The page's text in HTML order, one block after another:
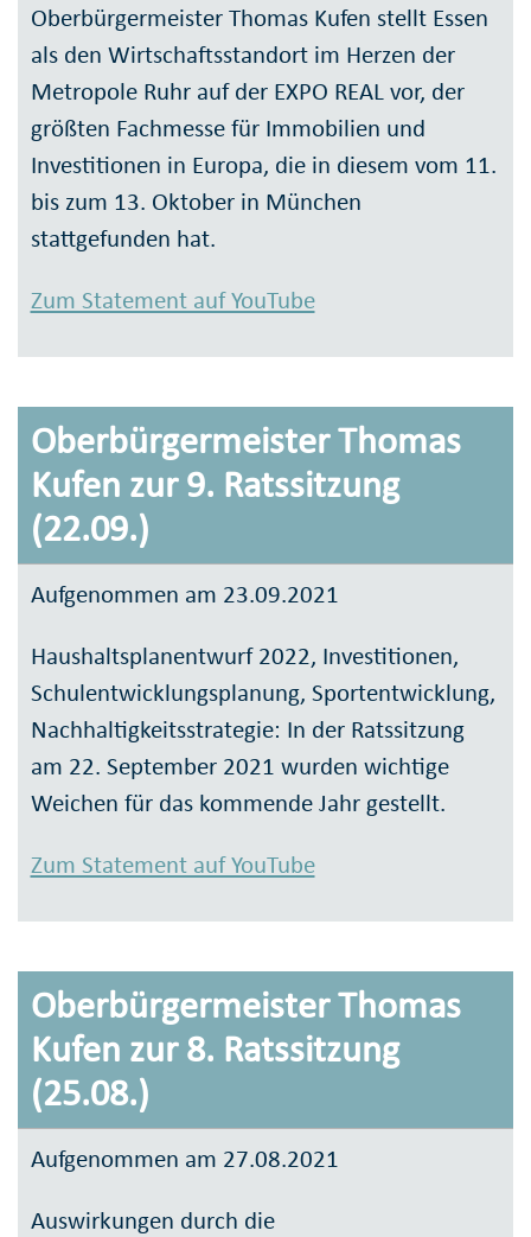
Oberbürgermeister Thomas Kufen stellt Essen
als den Wirtschaftsstandort im Herzen der
Metropole Ruhr auf der EXPO REAL vor, der
größten Fachmesse für Immobilien und
Investitionen in Europa, die in diesem vom 11.
bis zum 13. Oktober in München
stattgefunden hat.
Zum Statement auf YouTube
Oberbürgermeister Thomas
Kufen zur 9. Ratssitzung
(22.09.)
Aufgenommen am 23.09.2021
Haushaltsplanentwurf 2022, Investitionen,
Schulentwicklungsplanung, Sportentwicklung,
Nachhaltigkeitsstrategie: In der Ratssitzung
am 22. September 2021 wurden wichtige
Weichen für das kommende Jahr gestellt.
Zum Statement auf YouTube
Oberbürgermeister Thomas
Kufen zur 8. Ratssitzung
(25.08.)
Aufgenommen am 27.08.2021
Auswirkungen durch die